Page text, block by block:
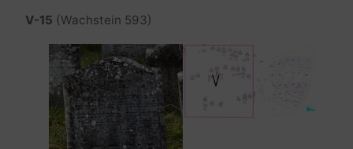
V-15 (Wachstein 593)